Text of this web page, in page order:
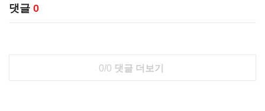
댓글 0
0/0 댓글 더보기